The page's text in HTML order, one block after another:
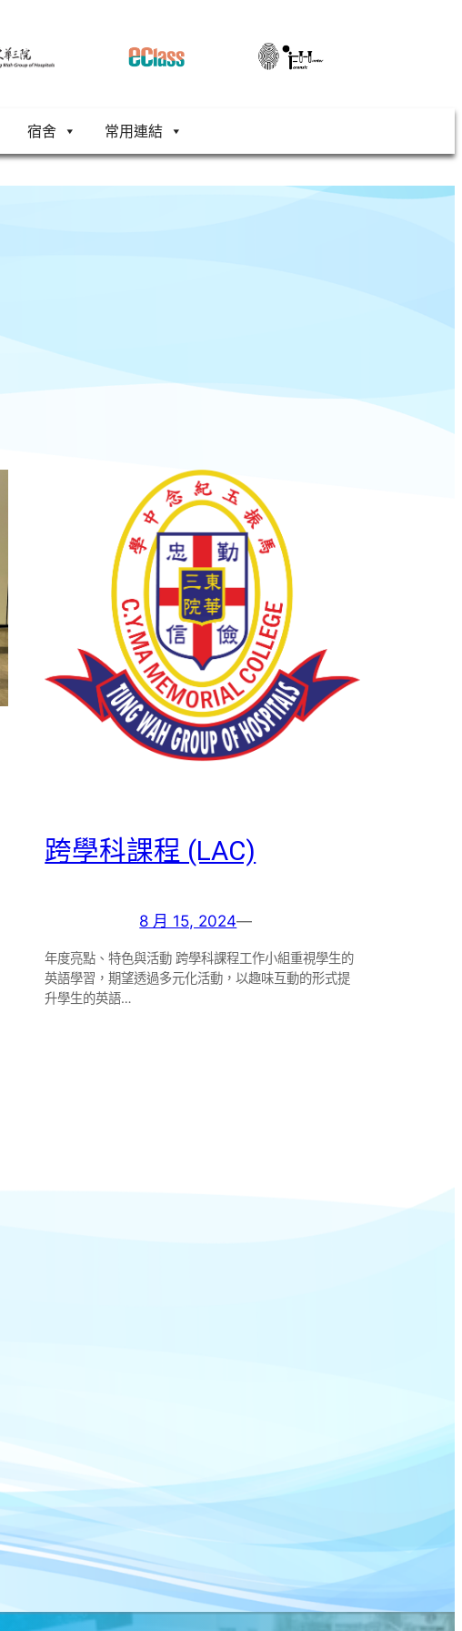
宿舍 常用連結
跨學科課程 (LAC)
8 月 15, 2024—
年度亮點、特色與活動 跨學科課程工作小組重視學生的
英語學習，期望透過多元化活動，以趣味互動的形式提
升學生的英語…